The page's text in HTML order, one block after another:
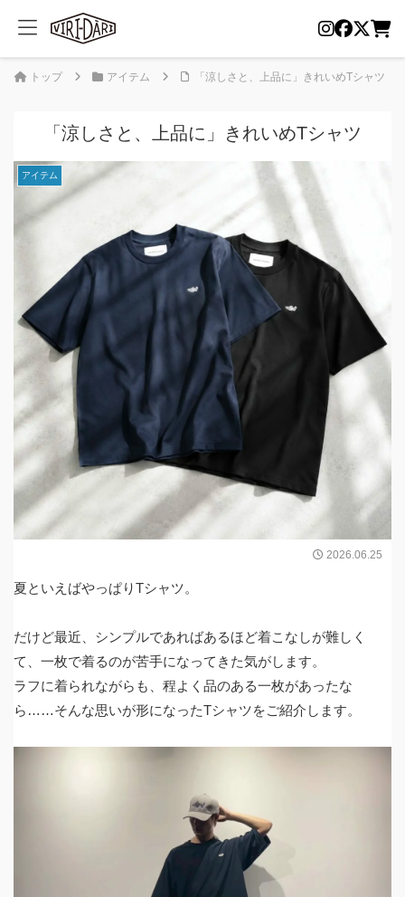
トップ アイテム 「涼しさと、上品に」きれいめTシャツ
「涼しさと、上品に」きれいめTシャツ
アイテム
2026.06.25
夏といえばやっぱりTシャツ。
だけど最近、シンプルであればあるほど着こなしが難しく
て、一枚で着るのが苦手になってきた気がします。
ラフに着られながらも、程よく品のある一枚があったな
ら……そんな思いが形になったTシャツをご紹介します。